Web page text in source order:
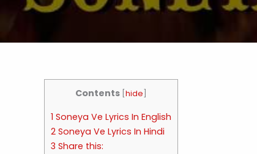
Contents hide
1 Soneya Ve Lyrics In English
2 Soneya Ve Lyrics In Hindi
3 Share this: